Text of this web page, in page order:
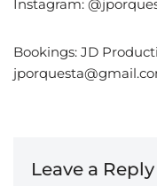
Instagram:
Bookings: JD
Leave a Reply